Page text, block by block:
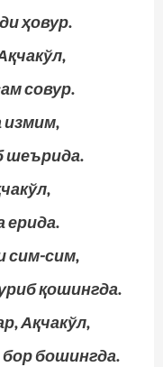
ҳовур.
совур.
измим,
шеърида.
ерида.
сим-сим,
қошингда.
Ақчакўл,
бошингда.